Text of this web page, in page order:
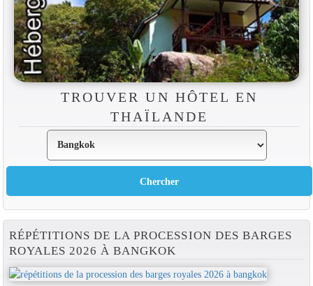
TROUVER UN HÔTEL EN
THAÏLANDE
RÉPÉTITIONS DE LA PROCESSION DES BARGES
ROYALES 2026 À BANGKOK